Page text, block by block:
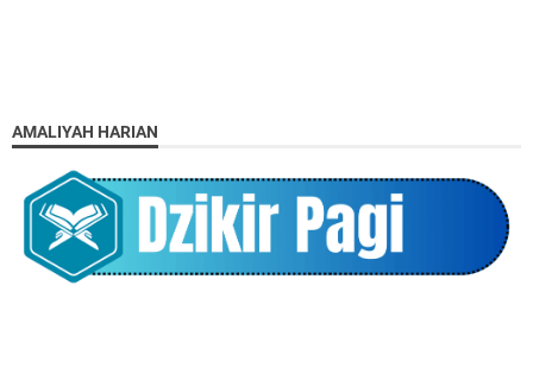
AMALIYAH HARIAN